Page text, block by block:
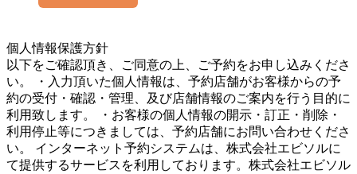
個人情報保護方針
以下をご確認頂き、ご同意の上、ご予約をお申し込みくださ
い。 ・入力頂いた個人情報は、予約店舗がお客様からの予
約の受付・確認・管理、及び店舗情報のご案内を行う目的に
利用致します。 ・お客様の個人情報の開示・訂正・削除・
利用停止等につきましては、予約店舗にお問い合わせくださ
い。 インターネット予約システムは、株式会社エビソルに
て提供するサービスを利用しております。株式会社エビソル